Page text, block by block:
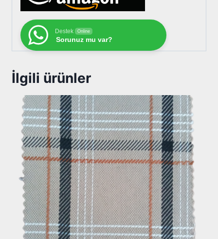
Destek Online
Sorunuz mu var?
İlgili ürünler